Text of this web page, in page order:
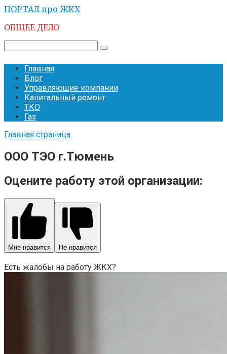
Перейти
контенту
ПОРТАЛ про ЖКХ
ОБЩЕЕ ДЕЛО
Главная
Блог
Управляющие компании
Капитальный ремонт
ТКО
Газ
Главная страница
ООО ТЭО г.Тюмень
Оцените работу этой организации:
Мне нравится Не нравится
Есть жалобы на работу ЖКХ?